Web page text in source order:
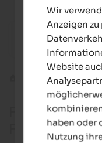
Hotel Waldhof
Vitalpina Hotel |
Frühling in Südtirol
Frühling in
Wir
Anzeigen
Website
haben oder
Nutzung